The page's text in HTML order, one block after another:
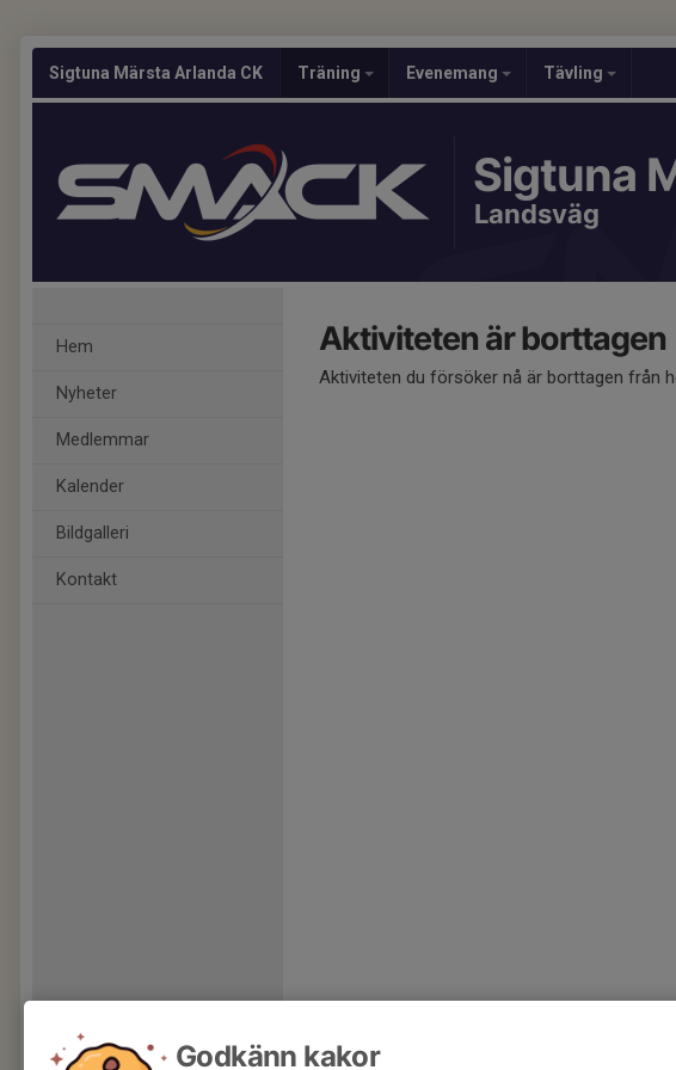
Sigtuna Märsta Arlanda CK Träning Evenemang Tävling
Sigtuna
Landsväg
Hem
Nyheter
Medlemmar
Kalender
Bildgalleri
Kontakt
Aktiviteten är borttagen
Aktiviteten du försöker nå är borttagen från
Godkänn kakor